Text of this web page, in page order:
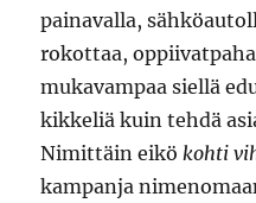
painavalla,
rokottaa,
mukavampaa siellä
kikkeliä kuin tehdä
Nimittäin eikökohti
kampanja